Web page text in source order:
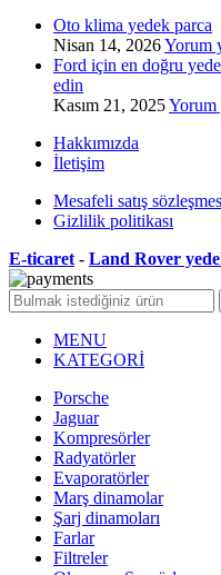
Oto klima yedek parca
Nisan 14, 2026Yorum
Ford için en doğru
edin
Kasım 21, 2025Yorum
Hakkımızda
İletişim
Mesafeli satış
Gizlilik politikası
E-ticaret - Land Rover
MENU
KATEGORİ
Porsche
Jaguar
Kompresörler
Radyatörler
Evaporatörler
Marş dinamolar
Şarj dinamoları
Farlar
Filtreler